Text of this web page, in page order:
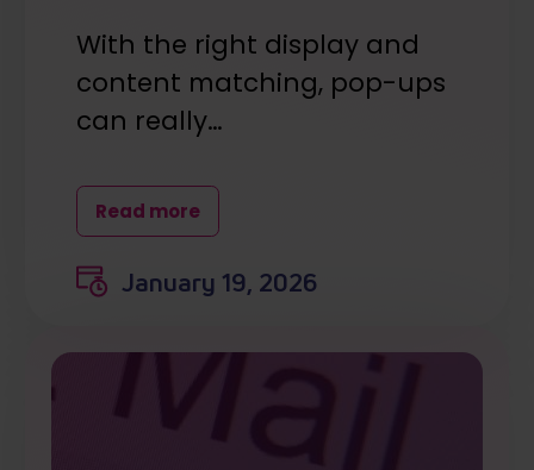
With the right display and
content matching, pop-ups
can really…
Read more
January 19, 2026